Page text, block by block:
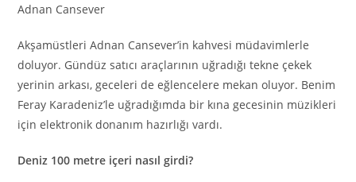
Adnan Cansever
Akşamüstleri Adnan Cansever’in kahvesi müdavimlerle
doluyor. Gündüz satıcı araçlarının uğradığı tekne çekek
yerinin arkası, geceleri de eğlencelere mekan oluyor. Benim
Feray Karadeniz’le uğradığımda bir kına gecesinin müzikleri
için elektronik donanım hazırlığı vardı.
Deniz 100 metre içeri nasıl girdi?